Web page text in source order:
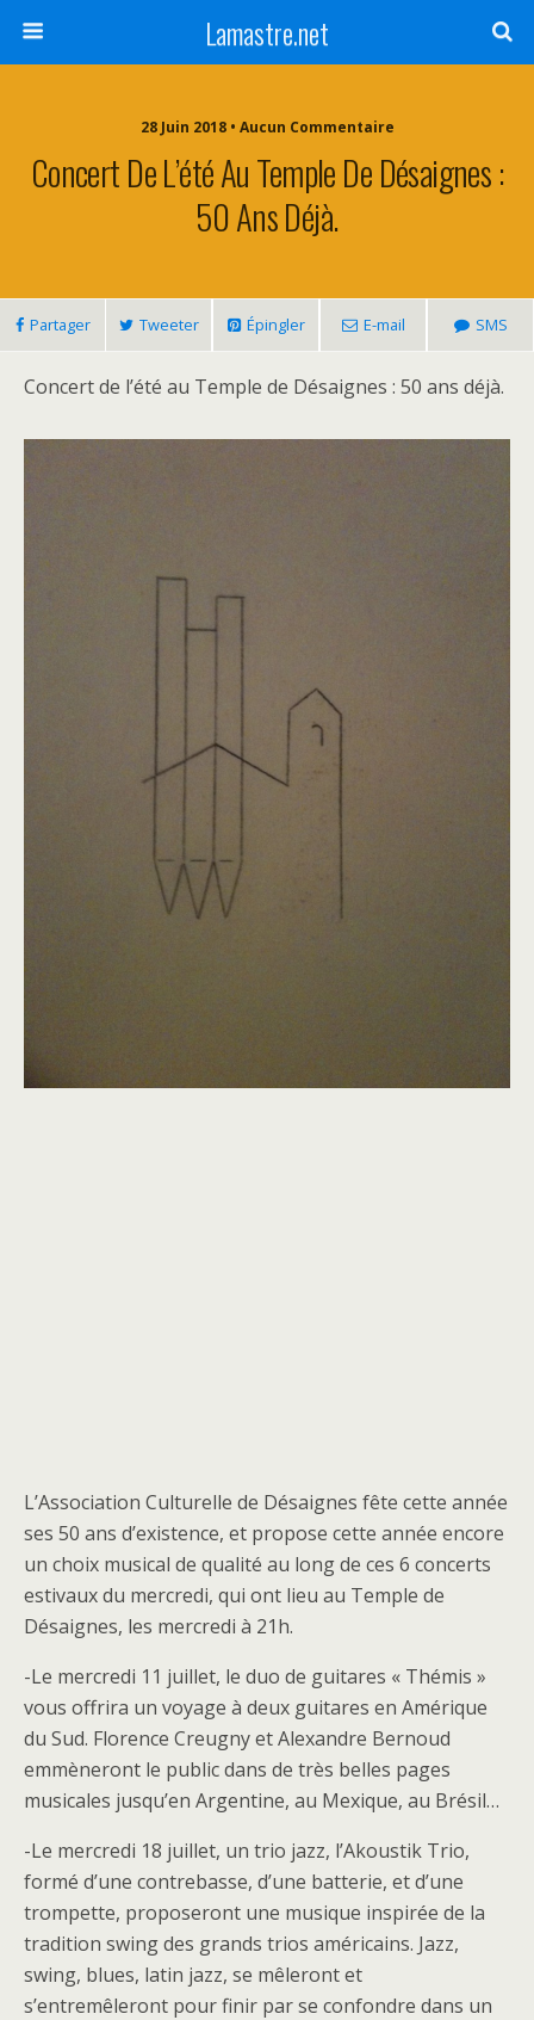
Lamastre.net
28 Juin 2018 • Aucun Commentaire
Concert De L’été Au Temple De Désaignes :
50 Ans Déjà.
Partager Tweeter Épingler E-mail SMS
Concert de l’été au Temple de Désaignes : 50 ans déjà.
L’Association Culturelle de Désaignes fête cette année
ses 50 ans d’existence, et propose cette année encore
un choix musical de qualité au long de ces 6 concerts
estivaux du mercredi, qui ont lieu au Temple de
Désaignes, les mercredi à 21h.
-Le mercredi 11 juillet, le duo de guitares « Thémis »
vous offrira un voyage à deux guitares en Amérique
du Sud. Florence Creugny et Alexandre Bernoud
emmèneront le public dans de très belles pages
musicales jusqu’en Argentine, au Mexique, au Brésil…
-Le mercredi 18 juillet, un trio jazz, l’Akoustik Trio,
formé d’une contrebasse, d’une batterie, et d’une
trompette, proposeront une musique inspirée de la
tradition swing des grands trios américains. Jazz,
swing, blues, latin jazz, se mêleront et
s’entremêleront pour finir par se confondre dans un